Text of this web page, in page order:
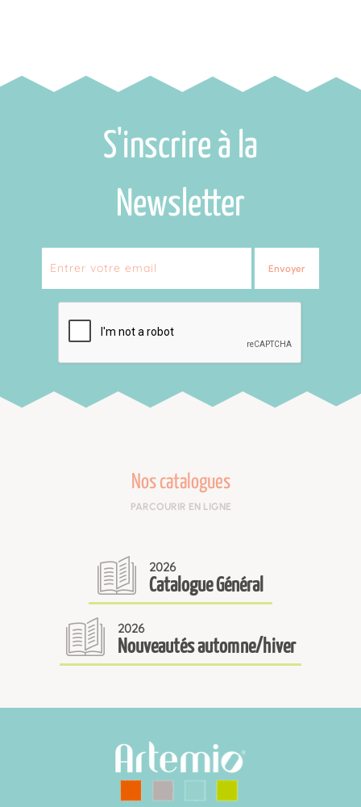
S'inscrire à la
Newsletter
Envoyer
Nos catalogues
PARCOURIR EN LIGNE
2026
Catalogue Général
2026
Nouveautés automne/hiver